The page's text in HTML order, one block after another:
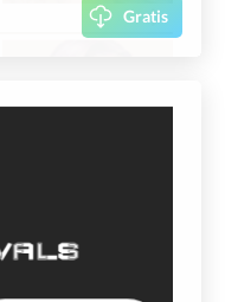
Gratis